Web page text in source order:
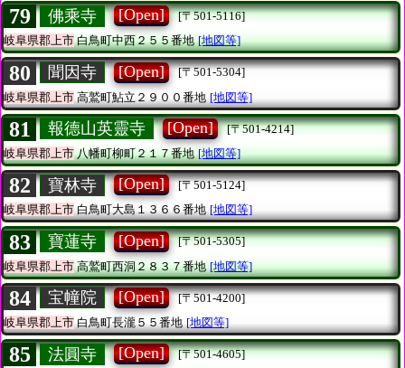
79 佛乘寺 [Open]
[〒501-5116]
岐阜県郡上市白鳥町中西２５５番地 [地図等]
80 聞因寺 [Open]
[〒501-5304]
岐阜県郡上市 高鷲町鮎立２９００番地 [地図等]
81 報德山英靈寺 [Open]
[〒501-4214]
岐阜県郡上市八幡町柳町２１７番地 [地図等]
82 寶林寺 [Open]
[〒501-5124]
岐阜県郡上市白鳥町大島１３６６番地 [地図等]
83 寶蓮寺 [Open]
[〒501-5305]
岐阜県郡上市高鷲町西洞２８３７番地 [地図等]
84 宝幢院 [Open]
[〒501-4200]
岐阜県郡上市 白鳥町長瀧５５番地 [地図等]
85 法圓寺 [Open]
[〒501-4605]